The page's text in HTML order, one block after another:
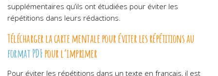
supplémentaires qu’ils ont étudiées pour éviter les
répétitions dans leurs rédactions.
Télécharger la carte mentale pour éviter les répétitions au
format PDFpour l’imprimer
Pour éviter les répétitions dans un texte en français, il est